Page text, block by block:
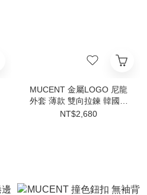
MUCENT 金屬LOGO 尼龍
外套 薄款 雙向拉鍊 韓國代
購 兩色
NT$2,680